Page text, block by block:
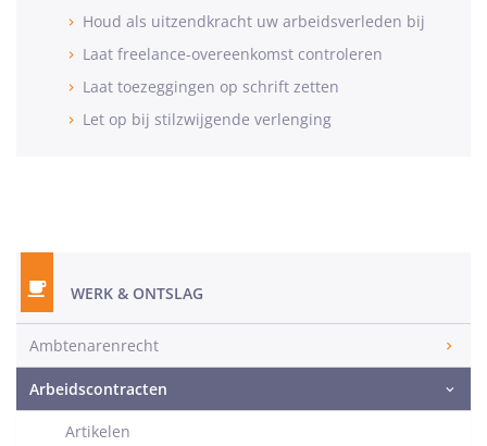
Houd als uitzendkracht uw arbeidsverleden bij
Laat freelance-overeenkomst controleren
Laat toezeggingen op schrift zetten
Let op bij stilzwijgende verlenging
WERK & ONTSLAG
Ambtenarenrecht
Arbeidscontracten
Artikelen